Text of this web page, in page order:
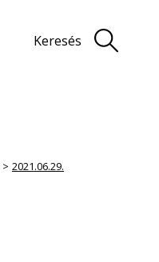
Keresés
2021.06.29.